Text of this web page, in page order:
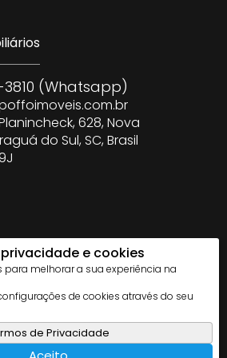
e cookies
para melhorar a sua experiência na
de cookies através do seu
de Privacidade
(Whatsapp)
, 628, Nova
do Sul, SC, Brasil
Facilitado porApresenta.me